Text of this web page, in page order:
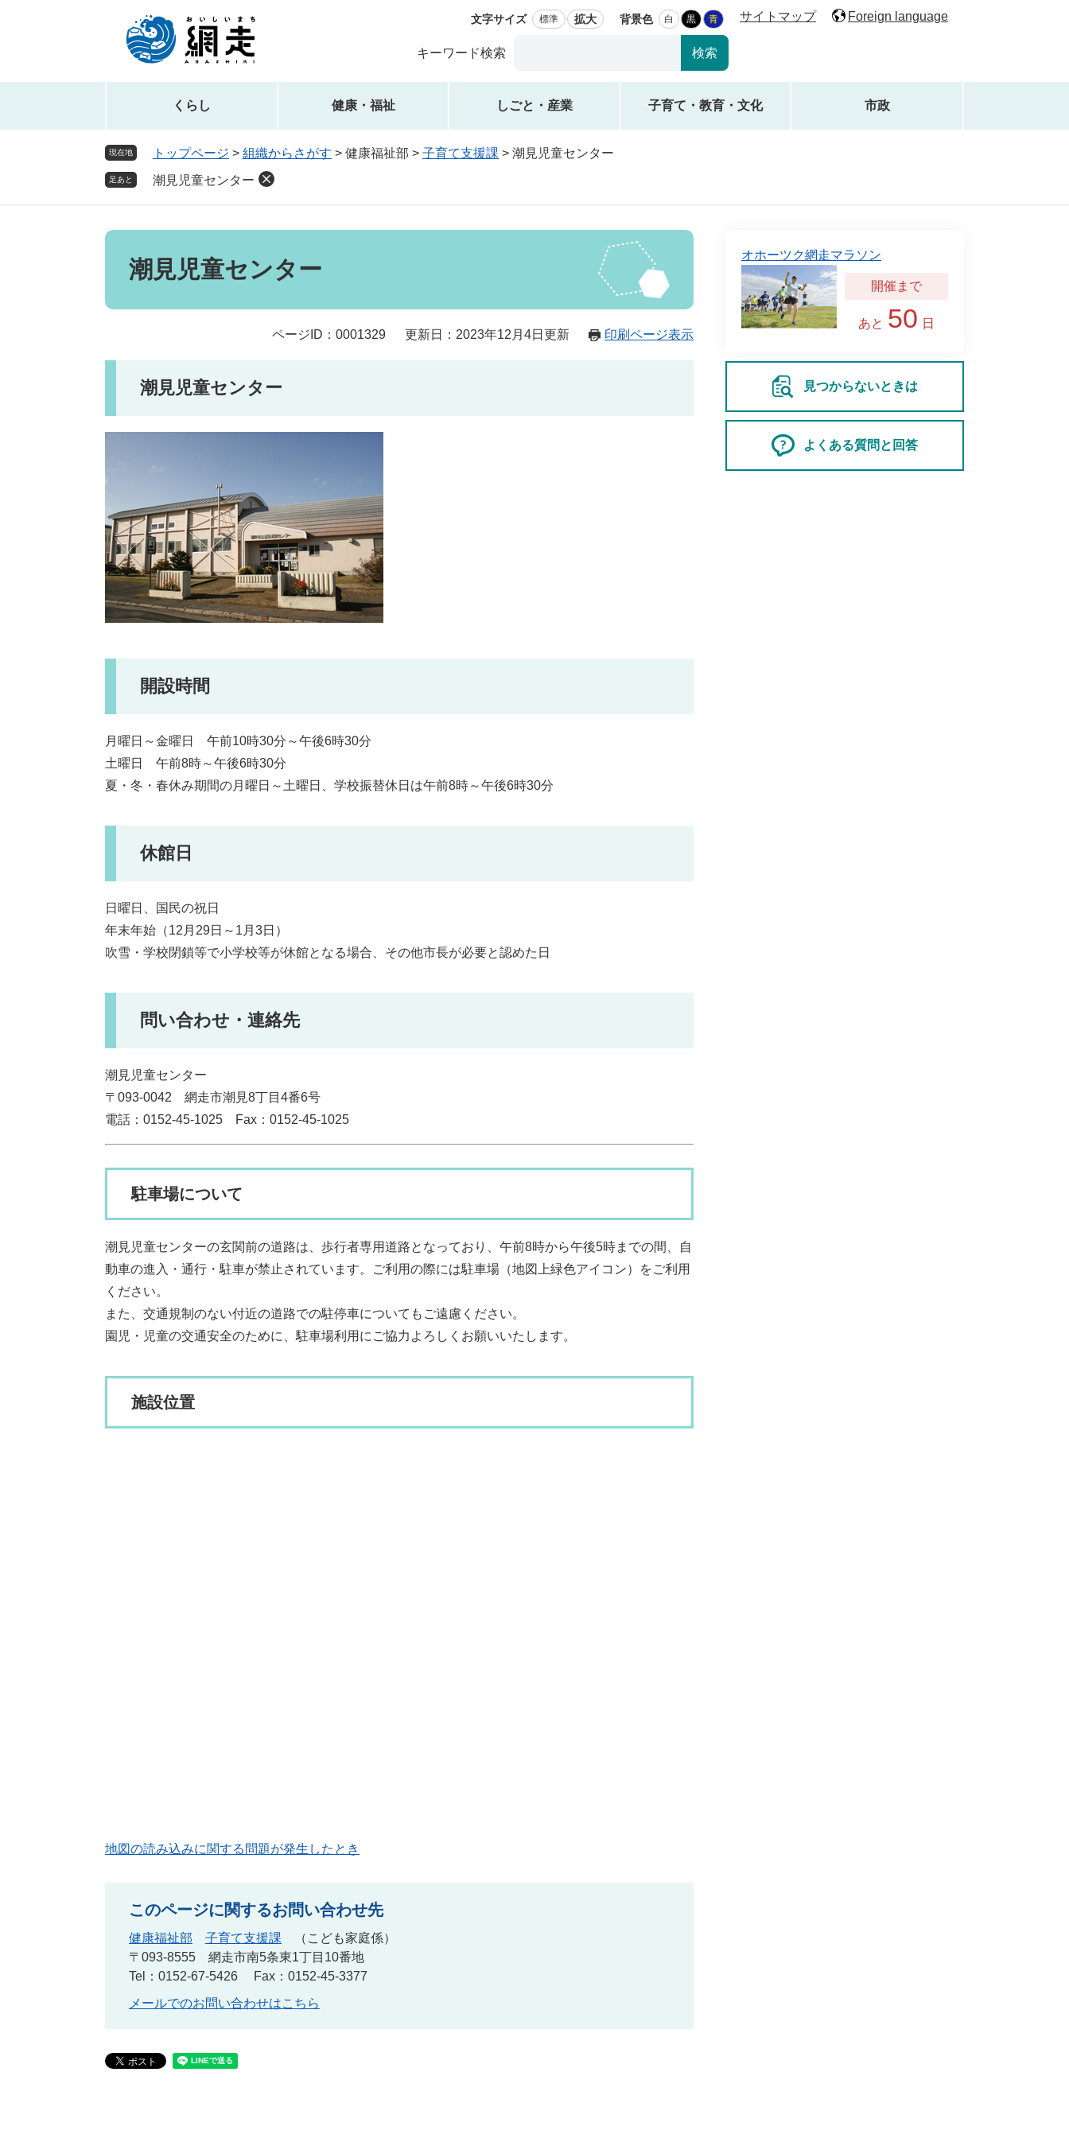
先
を
文字サイズ 標準 拡大 背景色 白 黒 青 サイトマップ Foreign language
キーワード検索
ス
タ
索
くらし 健康・福祉 しごと・産業 子育て・教育・文化 市政
現在地 トップページ > 組織からさがす > 健康福祉部 > 子育て支援課 > 潮見児童センター
足あと 潮見児童センター
本
潮見児童センター
ページID：0001329 更新日：2023年12月4日更新 印刷ページ表示
潮見児童センター
開設時間
月曜日～金曜日 午前10時30分～午後6時30分
土曜日 午前8時～午後6時30分
夏・冬・春休み期間の月曜日～土曜日、学校振替休日は午前8時～午後6時30分
休館日
日曜日、国民の祝日
年末年始（12月29日～1月3日）
吹雪・学校閉鎖等で小学校等が休館となる場合、その他市長が必要と認めた日
問い合わせ・連絡先
潮見児童センター
〒093-0042 網走市潮見8丁目4番6号
電話：0152-45-1025 Fax：0152-45-1025
駐車場について
潮見児童センターの玄関前の道路は、歩行者専用道路となっており、午前8時から午後5時までの間、自
動車の進入・通行・駐車が禁止されています。ご利用の際には駐車場（地図上緑色アイコン）をご利用
ください。
また、交通規制のない付近の道路での駐停車についてもご遠慮ください。
園児・児童の交通安全のために、駐車場利用にご協力よろしくお願いいたします。
施設位置
地図の読み込みに関する問題が発生したとき
このページに関するお問い合わせ先
健康福祉部 子育て支援課
こども家庭係
〒093-8555
網走市南5条東1丁目10番地
Tel：0152-67-5426
Fax：0152-45-3377
メールでのお問い合わせはこちら
オホーツク網走マラソン
あと 50 日
見つからないときは
よくある質問と回答